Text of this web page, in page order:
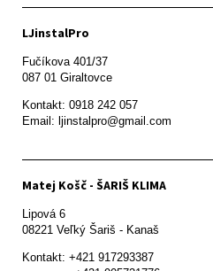
LJinstalPro
Fučíkova 401/37
087 01 Giraltovce
Kontakt: 0918 242 057
Email: ljinstalpro@gmail.com
Matej Košč - ŠARIŠ KLIMA
Lipová 6
08221 Veľký Šariš - Kanaš
Kontakt: +421 917293387